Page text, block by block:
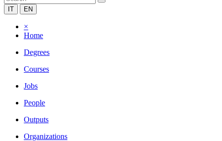
IT EN
×
Home
Degrees
Courses
Jobs
People
Outputs
Organizations